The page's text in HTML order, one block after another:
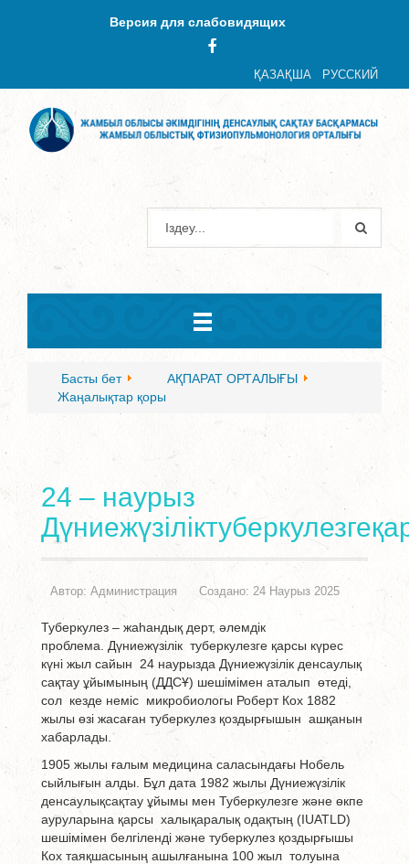
Версия для слабовидящих
ҚАЗАҚША РУССКИЙ
Басты бет
АҚПАРАТ ОРТАЛЫҒЫ
Жаңалықтар қоры
24 – наурыз
Автор: Администрация Создано: 24 Наурыз 2025
Туберкулез – жаһандық дерт, әлемдік
проблема. Дүниежүзілік туберкулезге қарсы күрес
күні жыл сайын 24 наурызда Дүниежүзілік денсаулық
сақтау ұйымының (ДДСҰ) шешімімен аталып өтеді,
сол кезде неміс микробиологы Роберт Кох 1882
жылы өзі жасаған туберкулез қоздырғышын ашқанын
хабарлады.
1905 жылы ғалым медицина саласындағы Нобель
сыйлығын алды. Бұл дата 1982 жылы Дүниежүзілік
денсаулықсақтау ұйымы мен Туберкулезге және өкпе
ауруларына қарсы халықаралық одақтың (IUATLD)
шешімімен белгіленді және туберкулез қоздырғышы
Кох таяқшасының ашылғанына 100 жыл толуына